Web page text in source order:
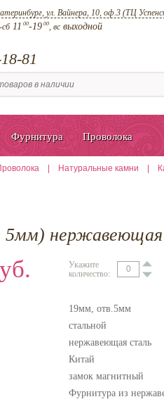
ул. Вайнера, 10, оф.3 (ТЦ
сб11 00-19 00, всвыходной
81
Фурнитура Проволока
Натуральные камни
5мм)
Укажите
количество:
19мм, отв.5мм
стальной
нержавеющая сталь
Китай
замок магнитный
Фурнитура из